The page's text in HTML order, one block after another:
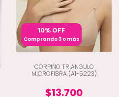
10% OFF
Comprando 3 o más
CORPIÑO TRIANGULO
MICROFIBRA (A1-5223)
$13.700